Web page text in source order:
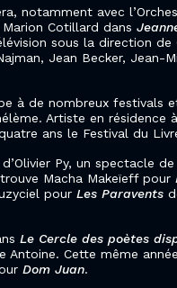
notamment avec
Cotillard dans
sous la direction de
Jean Becker, Jean-
à de nombreux festivals
Artiste en résidence à
ans le Festival du
d’Olivier Py, un spectacle
Macha Makeïeff pour
pour Les Paravents
Le Cercle des poètes
Antoine. Cette même
Dom Juan.